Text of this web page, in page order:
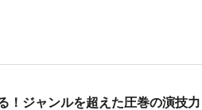
！ジャンルを超えた圧巻の演技力